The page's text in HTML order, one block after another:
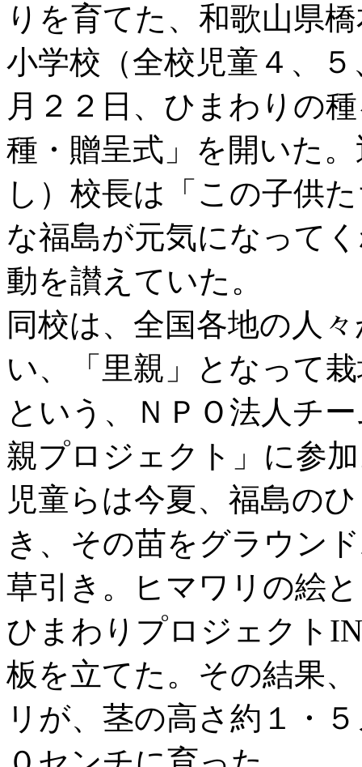
りを育てた、和歌山県
小学校（全校児童４、
月２２日、ひまわりの
種・贈呈式」を開いた
し）校長は「この子供
な福島が元気になって
動を讃えていた。
同校は、全国各地の人
い、「里親」となって
という、ＮＰＯ法人チ
親プロジェクト」に参
児童らは今夏、福島の
き、その苗をグラウン
草引き。ヒマワリの絵
ひまわりプロジェクト
板を立てた。その結果
リが、茎の高さ約１・